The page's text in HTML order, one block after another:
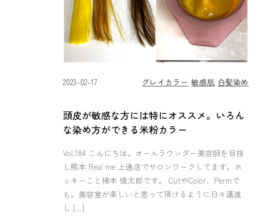
2023-02-17 グレイカラー 敏感肌 白髪染め
頭皮が敏感な方には特にオススメ。いろん
な染め方ができる米粉カラー
Vol.184 こんにちは。オールラウンダー美容師を目指
し熊本 Real me 上通店でサロンワークしてます。ホ
ッキーこと掃本 慎太郎です。 CutやColor、Permで
も。美容室が楽しいと思って頂けるように日々邁進
し […]